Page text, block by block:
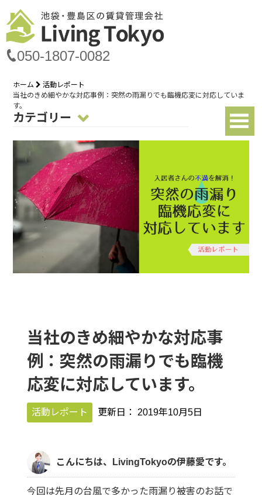
050-1807-0082
ホーム
活動レポート
当社のきめ細やかな対応事例：突然の雨漏りでも臨機応変に対応していま
す。
当社のきめ細やかな対応事
例：突然の雨漏りでも臨機
応変に対応しています。
活動レポート 更新日： 2019年10月5日
こんにちは、LivingTokyoの伊藤愛です。
今回は先月の台風で多かった雨漏り被害のお話で
カテゴリー